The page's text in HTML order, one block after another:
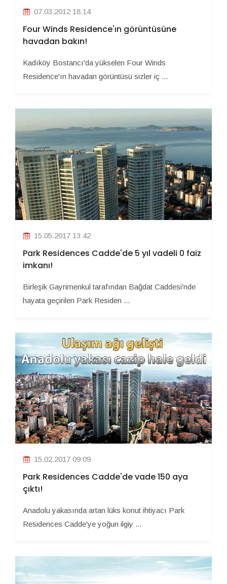
07.03.2012 18:14
Four Winds Residence'ın görüntüsüne
havadan bakın!
Kadıköy Bostancı'da yükselen Four Winds
Residence'ın havadan görüntüsü sizler iç ...
15.05.2017 13:42
Park Residences Cadde'de 5 yıl vadeli 0 faiz
imkanı!
Birleşik Gayrimenkul tarafından Bağdat Caddesi'nde
hayata geçirilen Park Residen ...
15.02.2017 09:09
Park Residences Cadde'de vade 150 aya
çıktı!
Anadolu yakasında artan lüks konut ihtiyacı Park
Residences Cadde'ye yoğun ilgiy ...